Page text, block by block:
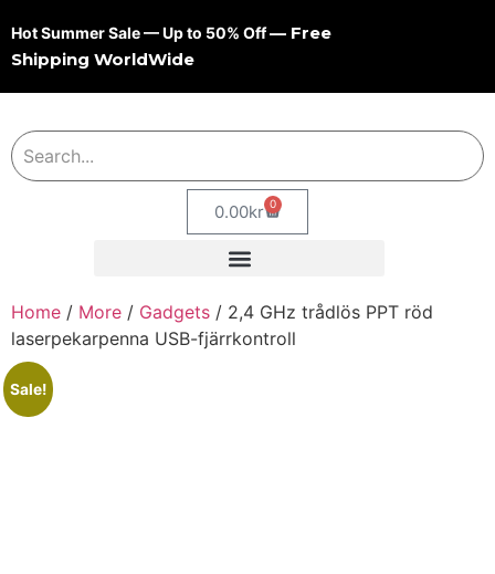
Hot Summer Sale — Up to 50% Off— Free
Shipping WorldWide
0.00kr 0
Home / More / Gadgets / 2,4 GHz trådlös PPT röd
laserpekarpenna USB-fjärrkontroll
Sale!